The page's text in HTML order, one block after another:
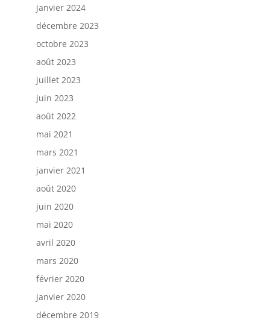
janvier 2024
décembre 2023
octobre 2023
août 2023
juillet 2023
juin 2023
août 2022
mai 2021
mars 2021
janvier 2021
août 2020
juin 2020
mai 2020
avril 2020
mars 2020
février 2020
janvier 2020
décembre 2019